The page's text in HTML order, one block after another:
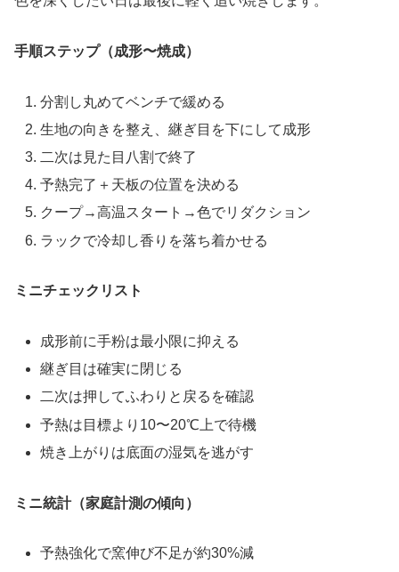
手順ステップ（成形〜焼成）
分割し丸めてベンチで緩める
生地の向きを整え、継ぎ目を下にして成形
二次は見た目八割で終了
予熱完了＋天板の位置を決める
クープ→高温スタート→色でリダクション
ラックで冷却し香りを落ち着かせる
ミニチェックリスト
成形前に手粉は最小限に抑える
継ぎ目は確実に閉じる
二次は押してふわりと戻るを確認
予熱は目標より10〜20℃上で待機
焼き上がりは底面の湿気を逃がす
ミニ統計（家庭計測の傾向）
予熱強化で窯伸び不足が約30%減